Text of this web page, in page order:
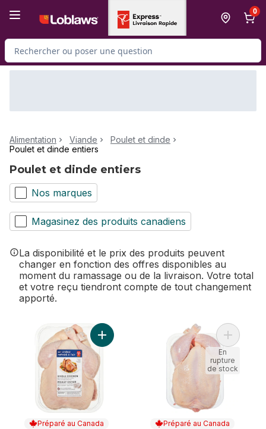
0
Rechercher des produits
Alimentation Viande
Poulet et dinde
Poulet et dinde entiers
Poulet et dinde entiers
Nos marques
Magasinez des produits canadiens
La disponibilité et le prix des produits peuvent
changer en fonction des offres disponibles au
moment du ramassage ou de la livraison. Votre total
et votre reçu tiendront compte de tout changement
apporté.
Préparé au Canada
Ajouter Poulet entier refroidi à l’air au
Préparé au Canada
Ajouter
En
rupture
de stock